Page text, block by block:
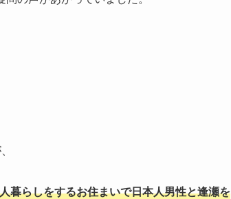
暮らしをするお住まいで日本人男性と逢瀬を